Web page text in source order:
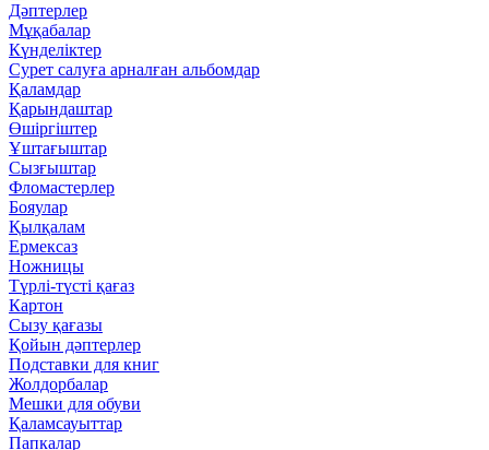
Дәптерлер
Мұқабалар
Күнделіктер
Сурет салуға арналған альбомдар
Қаламдар
Қарындаштар
Өшіргіштер
Ұштағыштар
Сызғыштар
Фломастерлер
Бояулар
Қылқалам
Ермексаз
Ножницы
Түрлі-түсті қағаз
Картон
Сызу қағазы
Қойын дәптерлер
Подставки для книг
Жолдорбалар
Мешки для обуви
Қаламсауыттар
Папкалар